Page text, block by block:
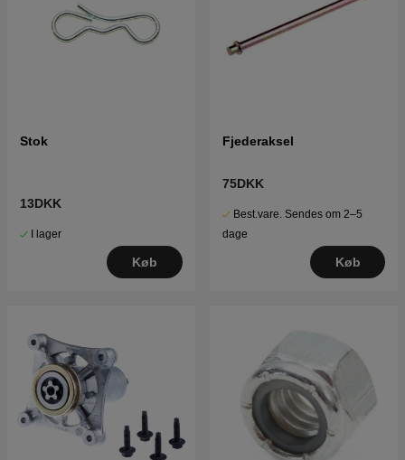
Stok
13DKK
I lager
Køb
Fjederaksel
75DKK
Best.vare. Sendes om 2–5
dage
Køb